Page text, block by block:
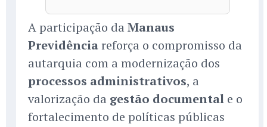
A participação da Manaus
Previdênciareforça o compromisso da
autarquia com a modernização dos
processos administrativos, a
valorização da gestão documental e o
fortalecimento de políticas públicas